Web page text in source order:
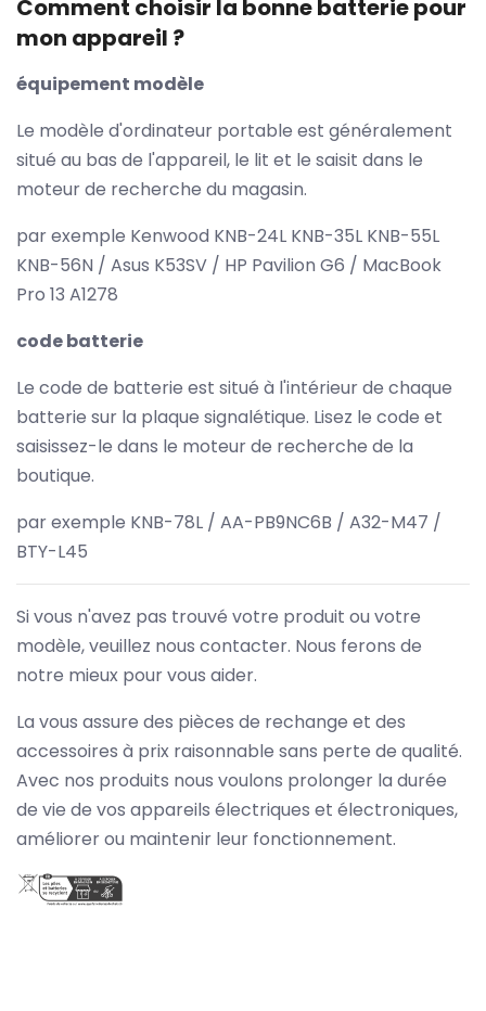
Comment choisir la bonne batterie pour
mon appareil ?
équipement modèle
Le modèle d'ordinateur portable est généralement
situé au bas de l'appareil, le lit et le saisit dans le
moteur de recherche du magasin.
par exemple Kenwood KNB-24L KNB-35L KNB-55L
KNB-56N / Asus K53SV / HP Pavilion G6 / MacBook
Pro 13 A1278
code batterie
Le code de batterie est situé à l'intérieur de chaque
batterie sur la plaque signalétique. Lisez le code et
saisissez-le dans le moteur de recherche de la
boutique.
par exemple KNB-78L / AA-PB9NC6B / A32-M47 /
BTY-L45
Si vous n'avez pas trouvé votre produit ou votre
modèle, veuillez nous contacter. Nous ferons de
notre mieux pour vous aider.
La vous assure des pièces de rechange et des
accessoires à prix raisonnable sans perte de qualité.
Avec nos produits nous voulons prolonger la durée
de vie de vos appareils électriques et électroniques,
améliorer ou maintenir leur fonctionnement.